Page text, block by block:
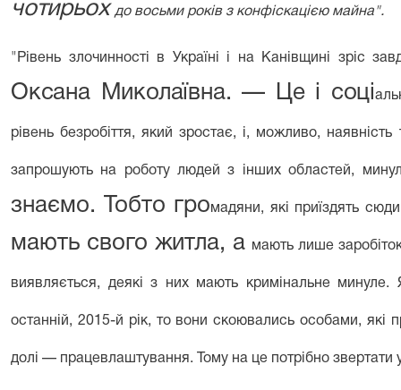
чотирьохдо восьми років з конфіскацією майна".
" Рівень злочинності в Україні і на Канів щині зріс
Оксана Миколаївна. — Це і соці­
рівень безробіття, який зростає, і, можливо,
запрошують на ро­боту людей з інших областей,
знаємо. Тобто гро­ мадяни, які приїздять
мають свого житла, а мають лише
виявляється, деякі з них мають кримінальне минуле.
останній, 2015-й рік, то вони скоюва­лись особами, які
долі — працевла­штування. Тому на це потрібно звертати